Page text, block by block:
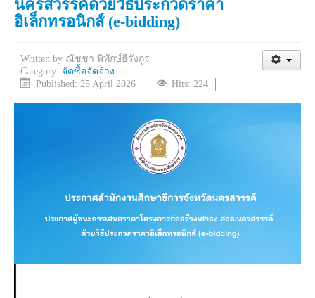
นครสวรรค์ด้วยวิธีประกวดราคา
อิเล็กทรอนิกส์ (e-bidding)
Written by ณัชชา พิทักษ์ธีรังกูร
Category: จัดซื้อจัดจ้าง
Published: 25 April 2026
Hits: 224